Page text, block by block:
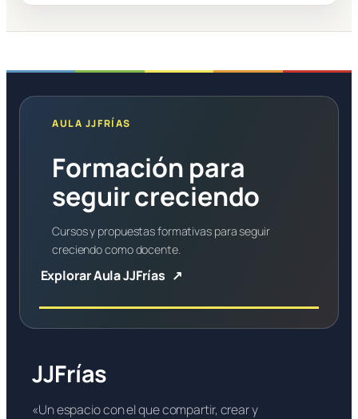
AULA JJFRÍAS
Formación para
seguir creciendo
Cursos y propuestas formativas para seguir
creciendo como docente.
Explorar Aula JJFrías
JJFrías
«Un espacio con el que compartir, crear y